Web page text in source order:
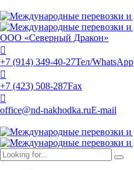
ООО «Северный Дракон»
+7 (914) 349-40-27Тел/WhatsApp
+7 (423) 508-287Fax
office@nd-nakhodka.ruE-mail